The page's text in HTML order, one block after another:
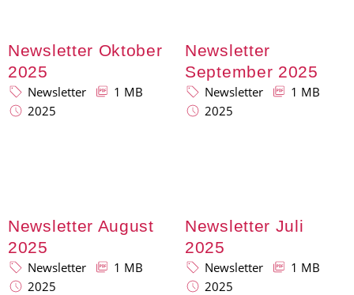
Newsletter Oktober
2025
Newsletter
1 MB
2025
Newsletter
September 2025
Newsletter
1 MB
2025
Newsletter August
2025
Newsletter
1 MB
2025
Newsletter Juli
2025
Newsletter
1 MB
2025